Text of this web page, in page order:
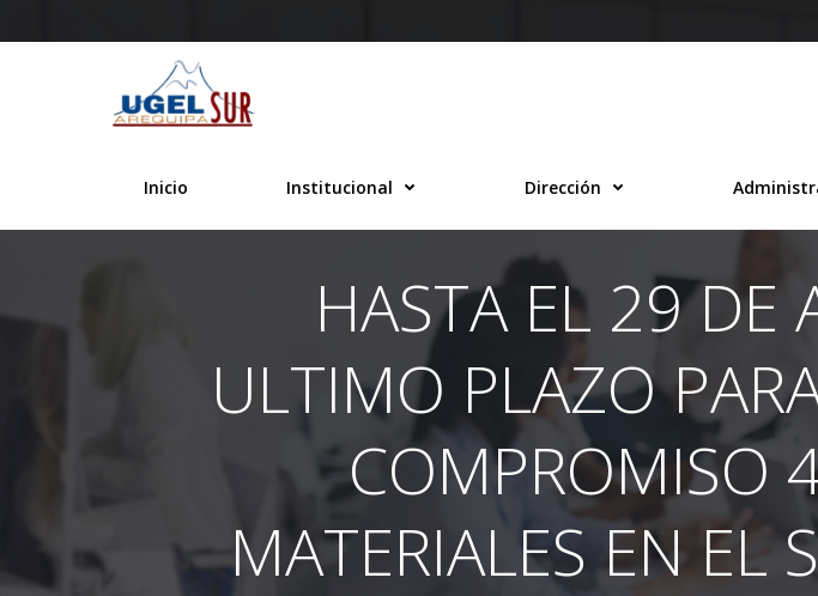
al
Inicio Institucional Dirección
HASTA EL 29 DE
ULTIMO PLAZO
COMPROMISO
MATERIALES EN EL